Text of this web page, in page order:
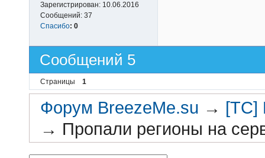
Зарегистрирован: 10.06.2016
Сообщений: 37
Спасибо: 0
Сообщений 5
Страницы 1
Форум BreezeMe.su → [TC]
→ Пропали регионы на